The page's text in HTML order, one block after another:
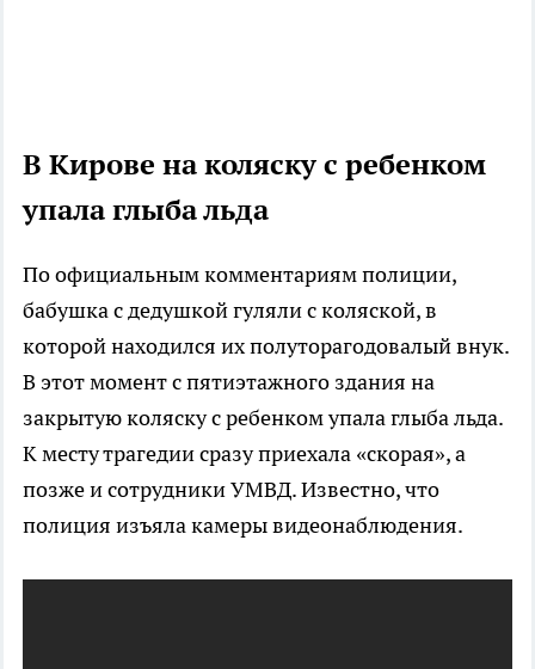
В Кирове на коляску с ребенком
упала глыба льда
По официальным комментариям полиции,
бабушка с дедушкой гуляли с коляской, в
которой находился их полуторагодовалый внук.
В этот момент с пятиэтажного здания на
закрытую коляску с ребенком упала глыба льда.
К месту трагедии сразу приехала «скорая», а
позже и сотрудники УМВД. Известно, что
полиция изъяла камеры видеонаблюдения.